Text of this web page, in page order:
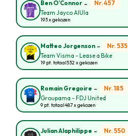
Ben O’Connor - Nr. 457
Team Jayco AlUla
193 x gekozen
Matteo Jorgenson - Nr. 535
Team Visma - Lease a Bike
19 pt. totaal532 x gekozen
Romain Gregoire - Nr. 185
Groupama - FDJ United
9 pt. totaal487 x gekozen
Julian Alaphilippe - Nr. 550